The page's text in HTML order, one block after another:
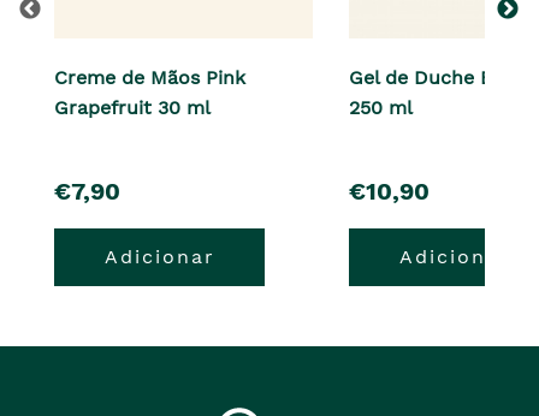
Creme de Mãos Pink
Grapefruit 30 ml
pre�o
€7,90
Adicionar
Gel de Duche Black
250 ml
pre�o
€10,90
Adicionar